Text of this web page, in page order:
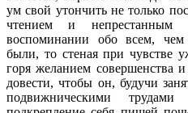
ум свой утончить не только
чтением и непрестанным
воспоминании обо всем,
были, то стеная при чувстве
горя желанием совершенства
довести, чтобы он, будучи
подвижническими